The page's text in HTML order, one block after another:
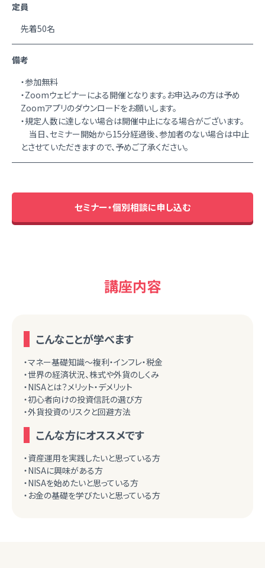
定員
先着50名
備考
・参加無料
・Zoomウェビナーによる開催となります。お申込みの方は予め
Zoomアプリのダウンロードをお願いします。
・規定人数に達しない場合は開催中止になる場合がございます。
当日、セミナー開始から15分経過後、参加者のない場合は中止
とさせていただきますので、予めご了承ください。
セミナー・個別相談に申し込む
講座内容
こんなことが学べます
・マネー基礎知識～複利・インフレ・税金
・世界の経済状況、株式や外貨のしくみ
・NISAとは？メリット・デメリット
・初心者向けの投資信託の選び方
・外貨投資のリスクと回避方法
こんな方にオススメです
・資産運用を実践したいと思っている方
・NISAに興味がある方
・NISAを始めたいと思っている方
・お金の基礎を学びたいと思っている方